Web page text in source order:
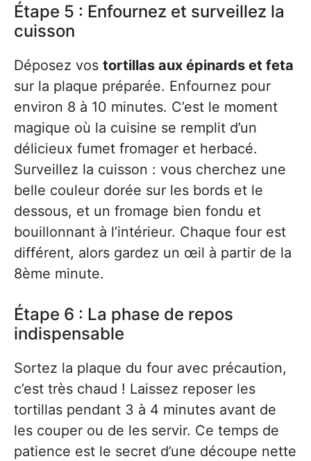
Étape 5 : Enfournez et surveillez la
cuisson
Déposez vos tortillas aux épinards et feta
sur la plaque préparée. Enfournez pour
environ 8 à 10 minutes. C’est le moment
magique où la cuisine se remplit d’un
délicieux fumet fromager et herbacé.
Surveillez la cuisson : vous cherchez une
belle couleur dorée sur les bords et le
dessous, et un fromage bien fondu et
bouillonnant à l’intérieur. Chaque four est
différent, alors gardez un œil à partir de la
8ème minute.
Étape 6 : La phase de repos
indispensable
Sortez la plaque du four avec précaution,
c’est très chaud ! Laissez reposer les
tortillas pendant 3 à 4 minutes avant de
les couper ou de les servir. Ce temps de
patience est le secret d’une découpe nette